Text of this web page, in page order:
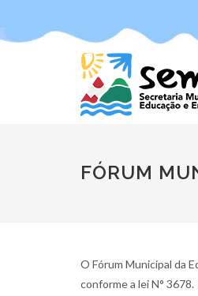
FÓRUM
O Fórum Municipal da
conforme a lei N°